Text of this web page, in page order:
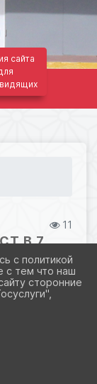
сайта
11
В 7
МЕЧТУ В
с политикой
с тем что наш
сторонние